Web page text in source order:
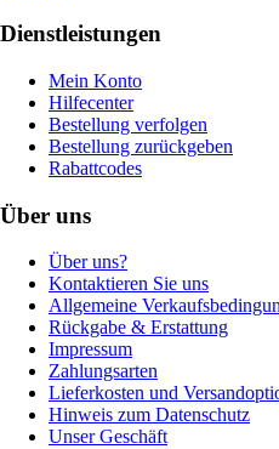
Dienstleistungen
Mein Konto
Hilfecenter
Bestellung verfolgen
Bestellung zurückgeben
Rabattcodes
Über uns
Über uns?
Kontaktieren Sie uns
Allgemeine
Rückgabe & Erstattung
Impressum
Zahlungsarten
Lieferkosten und
Hinweis zum Datenschutz
Unser Geschäft